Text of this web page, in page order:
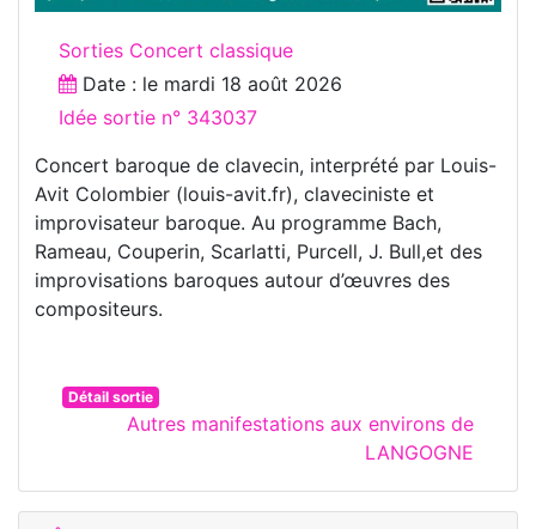
Sorties Concert classique
Date : le mardi 18 août 2026
Idée sortie n° 343037
Concert baroque de clavecin, interprété par Louis-
Avit Colombier (louis-avit.fr), claveciniste et
improvisateur baroque. Au programme Bach,
Rameau, Couperin, Scarlatti, Purcell, J. Bull,et des
improvisations baroques autour d’œuvres des
compositeurs.
Détail sortie
Autres manifestations aux environs de
LANGOGNE